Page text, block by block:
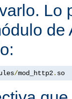
Lo
de
/mod_http2. so